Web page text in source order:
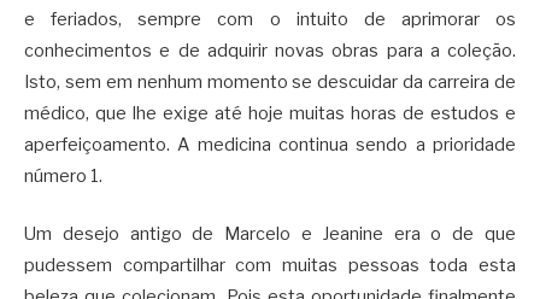
e feriados, sempre com o intuito de aprimorar os
conhecimentos e de adquirir novas obras para a coleção.
Isto, sem em nenhum momento se descuidar da carreira de
médico, que lhe exige até hoje muitas horas de estudos e
aperfeiçoamento. A medicina continua sendo a prioridade
número 1.
Um desejo antigo de Marcelo e Jeanine era o de que
pudessem compartilhar com muitas pessoas toda esta